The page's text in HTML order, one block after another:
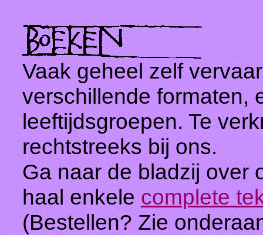
Vaak geheel zelf
verschillende formaten,
leeftijdsgroepen. Te
rechtstreeks bij ons.
Ga naar de bladzij over
haal enkele complete
(Bestellen? Zie